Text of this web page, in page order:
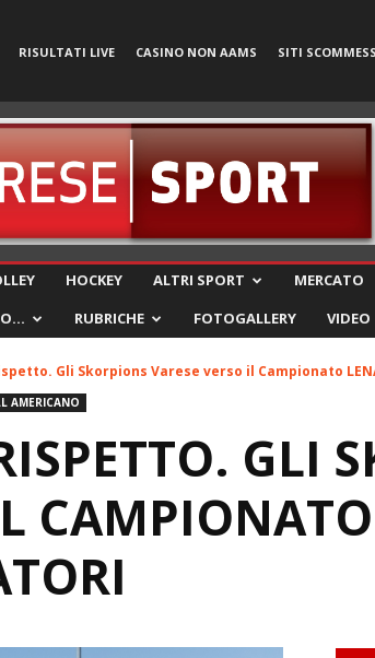
RISULTATI LIVE CASINO NON AAMS SITI
HOCKEY ALTRI SPORT MERCATO
RUBRICHE FOTOGALLERY VIDEO
Gli Skorpions Varese verso il Campionato
AMERICANO
GLI